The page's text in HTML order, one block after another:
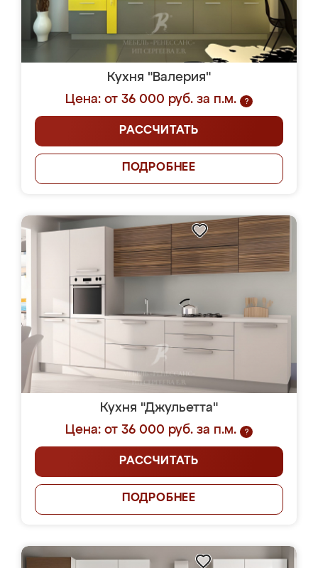
Кухня "Валерия"
Цена: от 36 000 руб. за п.м.
?
РАССЧИТАТЬ
ПОДРОБНЕЕ
Кухня "Джульетта"
Цена: от 36 000 руб. за п.м.
?
РАССЧИТАТЬ
ПОДРОБНЕЕ